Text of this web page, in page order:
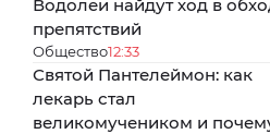
Водолеи найдут ход в
препятствий
Общество12:33
Святой Пантелеймон: как
лекарь стал
великомучеником и